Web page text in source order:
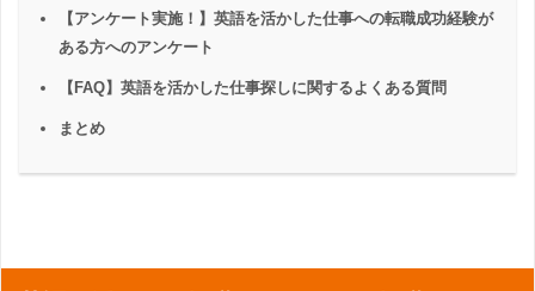
【アンケート実施！】英語を活かした仕事への転職成功経験が
ある方へのアンケート
【FAQ】英語を活かした仕事探しに関するよくある質問
まとめ